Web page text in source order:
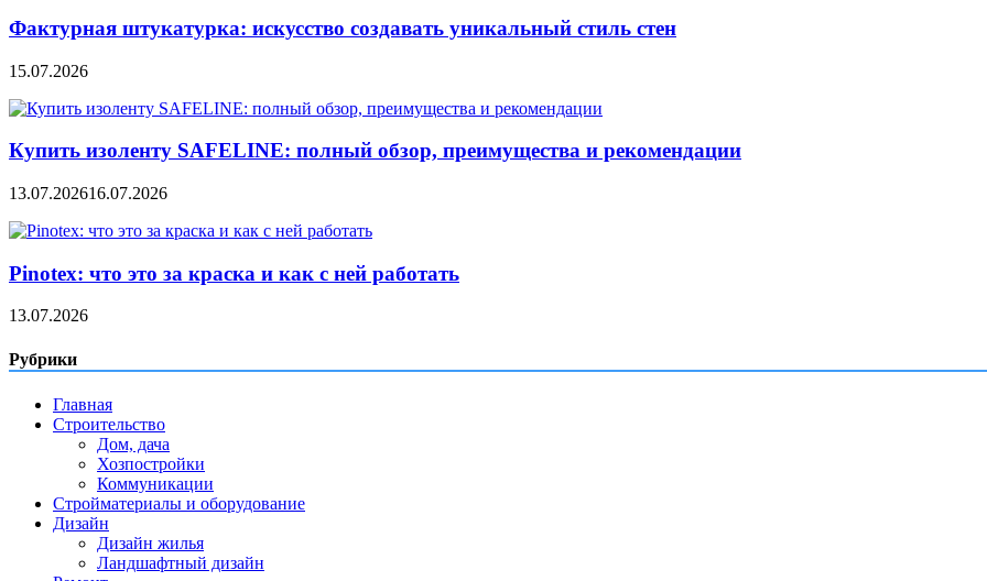
Фактурная штукатурка: искусство создавать уникальный стиль стен
15.07.2026
Купить изоленту SAFELINE: полный обзор, преимущества и рекомендации
13.07.202616.07.2026
Pinotex: что это за краска и как с ней работать
13.07.2026
Рубрики
Главная
Строительство
Дом, дача
Хозпостройки
Коммуникации
Стройматериалы и оборудование
Дизайн
Дизайн жилья
Ландшафтный дизайн